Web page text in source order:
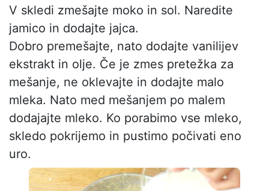
V skledi zmešajte moko in sol. Naredite
jamico in dodajte jajca.
Dobro premešajte, nato dodajte vanilijev
ekstrakt in olje. Če je zmes pretežka za
mešanje, ne oklevajte in dodajte malo
mleka. Nato med mešanjem po malem
dodajajte mleko. Ko porabimo vse mleko,
skledo pokrijemo in pustimo počivati eno
uro.